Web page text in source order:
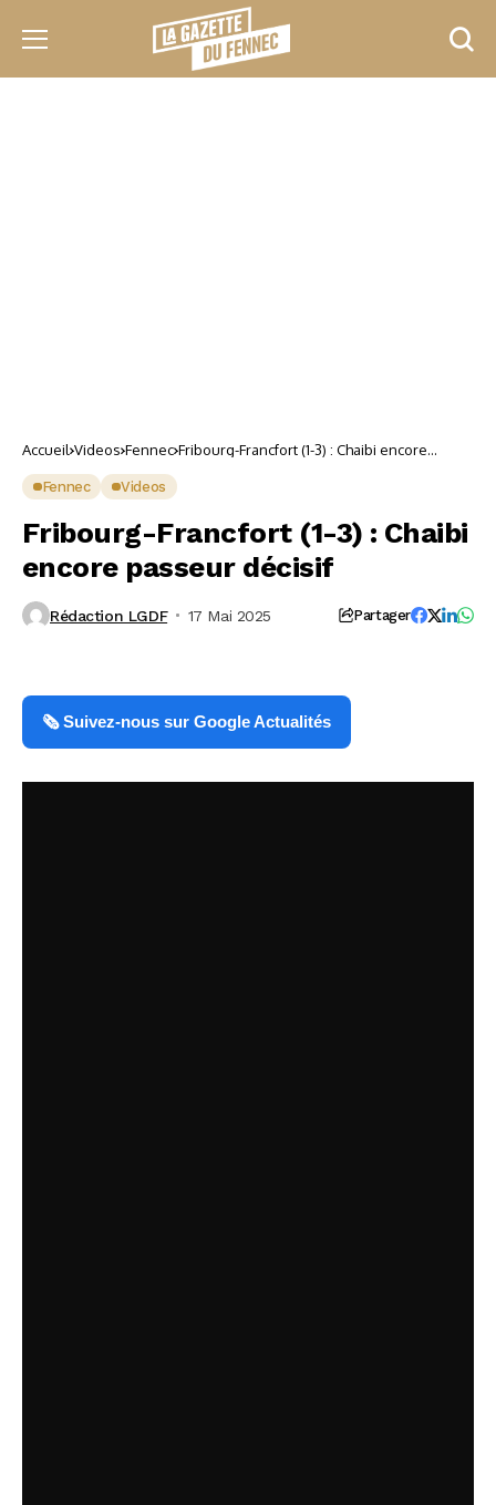
Accueil Videos Fennec Fribourg-Francfort (1-3) : Chaibi encore
Fennec Videos
Fribourg-Francfort (1-3) : Chaibi
encore passeur décisif
Rédaction LGDF 17 Mai 2025 Partager
🗞️ Suivez-nous sur Google Actualités